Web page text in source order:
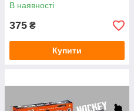
В наявності
375 ₴
Купити